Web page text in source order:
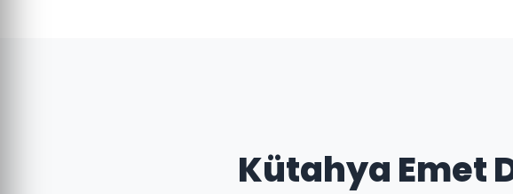
Kütahya Emet